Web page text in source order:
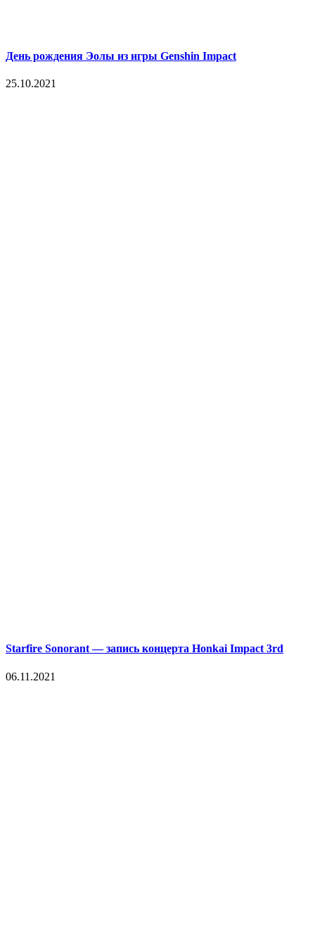
День рождения Эолы из игры Genshin Impact
25.10.2021
Starfire Sonorant — запись концерта Honkai Impact 3rd
06.11.2021